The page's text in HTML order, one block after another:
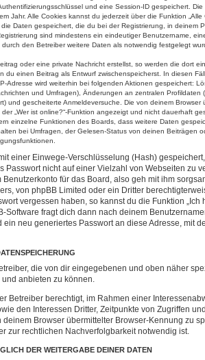
und eine Session-ID gespeichert.
Jahr. Alle Cookies kannst du jederzeit über die Funktion „Alle
Daten gespeichert, die du bei der Registrierung, in deinem
sind mindestens ein eindeutiger Benutzername,
den Betreiber weitere Daten als notwendig festgelegt
oder eine private Nachricht erstellst, so werden die dort
du einen Beitrag als Entwurf zwischenspeicherst. In diesen
Adresse wird weiterhin bei folgenden Aktionen gespeichert:
und Umfragen), Änderungen an zentralen Profildaten
und gescheiterte Anmeldeversuche. Die von deinem Browser
„Wer ist online?“-Funktion angezeigt und nicht dauerhaft
einzelne Funktionen des Boards, dass weitere Daten
bei Umfragen, der Gelesen-Status von deinen Beiträgen
einer Einwege-Verschlüsselung (Hash)
Passwort nicht auf einer Vielzahl von Webseiten zu
für das Board, also geh mit ihm
von phpBB Limited oder ein Dritter
vergessen haben, so kannst du die Funktion „Ich
Software fragt dich dann nach deinem
neu generiertes Passwort an diese Adresse, mit
die von dir eingegebenen und oben näher
anbieten zu können.
Betreiber berechtigt, im Rahmen einer
den Interessen Dritter, Zeitpunkte von Zugriffen
deinem Browser übermittelter Browser-Kennung zu
zur rechtlichen Nachverfolgbarkeit notwendig ist.
DER WEITERGABE DEINER DATEN